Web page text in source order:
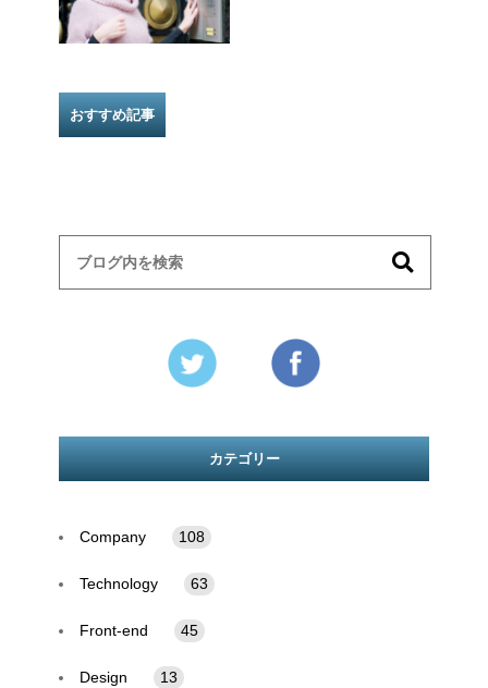
おすすめ記事
カテゴリー
Company 108
Technology 63
Front-end 45
Design 13